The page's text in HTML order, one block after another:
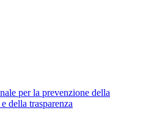
per la prevenzione della
della trasparenza